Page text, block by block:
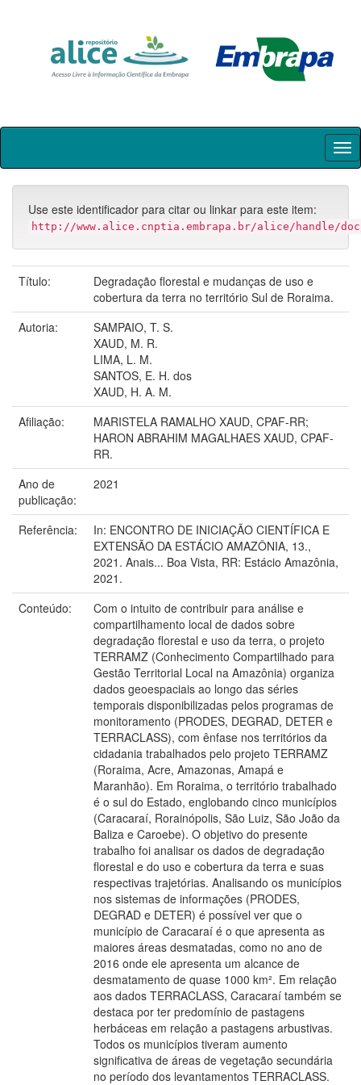
Skip
Use este identificador para citar ou linkar para este item:
http://www.alice.cnptia.embrapa.br/alice/handle/doc/
Título:
Degradação florestal e mudanças de uso e
cobertura da terra no território Sul de Roraima.
Autoria:
SAMPAIO, T. S.
XAUD, M. R.
LIMA, L. M.
SANTOS, E. H. dos
XAUD, H. A. M.
Afiliação:
MARISTELA RAMALHO XAUD, CPAF-RR;
HARON ABRAHIM MAGALHAES XAUD, CPAF-
RR.
Ano de
publicação:
2021
Referência:
In: ENCONTRO DE INICIAÇÃO CIENTÍFICA E
EXTENSÃO DA ESTÁCIO AMAZÔNIA, 13.,
2021. Anais... Boa Vista, RR: Estácio Amazônia,
2021.
Conteúdo:
Com o intuito de contribuir para análise e
compartilhamento local de dados sobre
degradação florestal e uso da terra, o projeto
TERRAMZ (Conhecimento Compartilhado para
Gestão Territorial Local na Amazônia) organiza
dados geoespaciais ao longo das séries
temporais disponibilizadas pelos programas de
monitoramento (PRODES, DEGRAD, DETER e
TERRACLASS), com ênfase nos territórios da
cidadania trabalhados pelo projeto TERRAMZ
(Roraima, Acre, Amazonas, Amapá e
Maranhão). Em Roraima, o território trabalhado
é o sul do Estado, englobando cinco municípios
(Caracaraí, Rorainópolis, São Luiz, São João da
Baliza e Caroebe). O objetivo do presente
trabalho foi analisar os dados de degradação
florestal e do uso e cobertura da terra e suas
respectivas trajetórias. Analisando os municípios
nos sistemas de informações (PRODES,
DEGRAD e DETER) é possível ver que o
município de Caracaraí é o que apresenta as
maiores áreas desmatadas, como no ano de
2016 onde ele apresenta um alcance de
desmatamento de quase 1000 km². Em relação
aos dados TERRACLASS, Caracaraí também se
destaca por ter predomínio de pastagens
herbáceas em relação a pastagens arbustivas.
Todos os municípios tiveram aumento
significativa de áreas de vegetação secundária
no período dos levantamentos TERRACLASS.